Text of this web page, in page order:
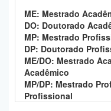
ME: Mestrado
DO: Doutorado
MP: Mestrado
DP: Doutorado
ME/DO: Mestrado
Acadêmico
MP/DP: Mestrado
Profissional